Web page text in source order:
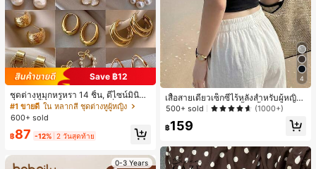
Save ฿12
ชุดต่างหูมุกหรูหรา 14 ชิ้น, ดีไซน์มินิมอ
ลใหม่ที่เป็นเอกลักษณ์ ต่างหูที่สง่างาม
สำหรับผู้หญิง, ของขวัญสำหรับเธอ
#1 ขายดี ใน หลากสี ชุดต่างหูผู้หญิง
600+ sold
฿87 -12% 2 วันสุดท้าย
0-3 Years
4
เสื้อสายเดี่ยวเซ็กซี่ไร้หลังสำหรับผู้หญิง
พร้อมบราแบบมีฟองน้ำ, เสื้อกล้ามแขน
500+ sold (1000+)
฿159